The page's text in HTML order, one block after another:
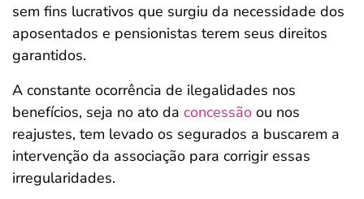
sem fins lucrativos que surgiu da necessidade dos
aposentados e pensionistas terem seus direitos
garantidos.
A constante ocorrência de ilegalidades nos
benefícios, seja no ato da concessão ou nos
reajustes, tem levado os segurados a buscarem a
intervenção da associação para corrigir essas
irregularidades.